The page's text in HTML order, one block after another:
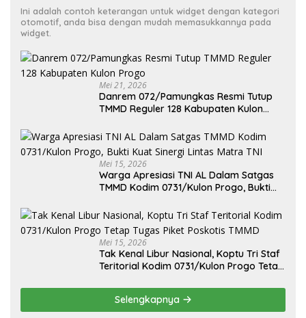
Ini adalah contoh keterangan untuk widget dengan kategori
otomotif, anda bisa dengan mudah memasukkannya pada
widget.
Mei 21, 2026
Danrem 072/Pamungkas Resmi Tutup
TMMD Reguler 128 Kabupaten Kulon
Mei 15, 2026
Warga Apresiasi TNI AL Dalam Satgas
TMMD Kodim 0731/Kulon Progo, Bukti
Mei 15, 2026
Tak Kenal Libur Nasional, Koptu Tri Staf
Teritorial Kodim 0731/Kulon Progo Tetap
Selengkapnya